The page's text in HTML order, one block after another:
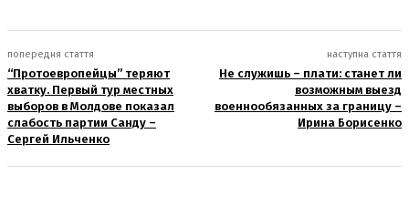
попередня стаття
“Протоевропейцы” теряют
хватку. Первый тур местных
выборов в Молдове показал
слабость партии Санду –
Сергей Ильченко
наступна стаття
Не служишь – плати: станет ли
возможным выезд
военнообязанных за границу –
Ирина Борисенко